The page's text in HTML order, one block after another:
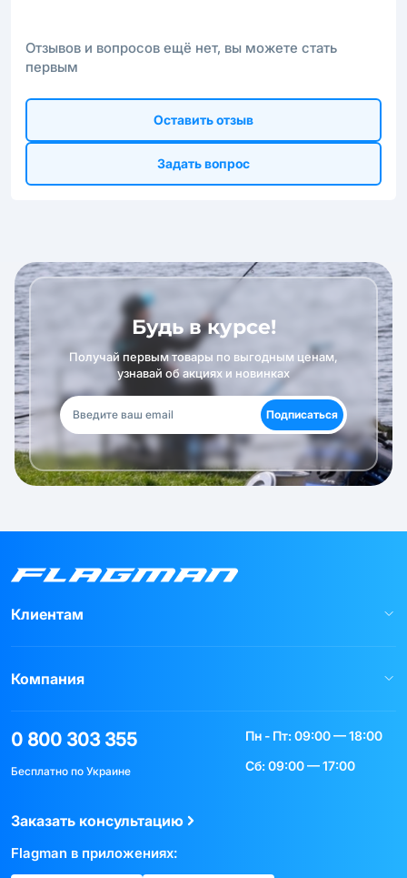
Отзывов и вопросов ещё нет, вы можете стать
первым
Оставить отзыв
Задать вопрос
Будь в курсе!
Получай первым товары по выгодным ценам,
узнавай об акциях и новинках
Подписаться
Клиентам
Компания
0 800 303 355
Бесплатно по Украине
Пн - Пт: 09:00 — 18:00
Сб: 09:00 — 17:00
Заказать консультацию
Flagman в приложениях: